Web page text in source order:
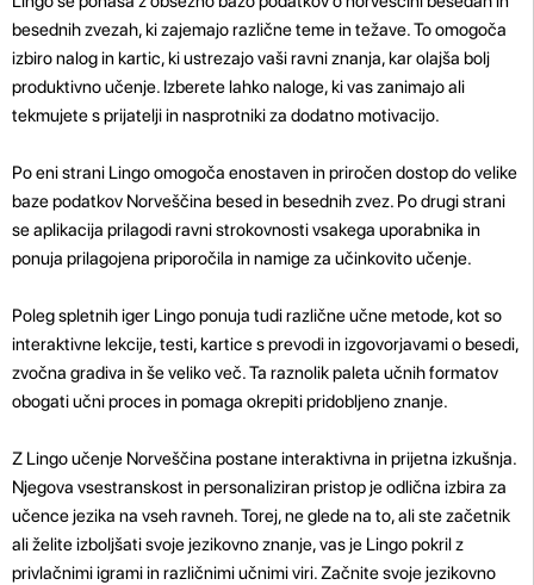
besednih zvezah, ki zajemajo različne teme in težave. To omogoča
izbiro nalog in kartic, ki ustrezajo vaši ravni znanja, kar olajša bolj
produktivno učenje. Izberete lahko naloge, ki vas zanimajo ali
tekmujete s prijatelji in nasprotniki za dodatno motivacijo.
Po eni strani Lingo omogoča enostaven in priročen dostop do velike
baze podatkov Norveščina besed in besednih zvez. Po drugi strani
se aplikacija prilagodi ravni strokovnosti vsakega uporabnika in
ponuja prilagojena priporočila in namige za učinkovito učenje.
Poleg spletnih iger Lingo ponuja tudi različne učne metode, kot so
interaktivne lekcije, testi, kartice s prevodi in izgovorjavami o besedi,
zvočna gradiva in še veliko več. Ta raznolik paleta učnih formatov
obogati učni proces in pomaga okrepiti pridobljeno znanje.
Z Lingo učenje Norveščina postane interaktivna in prijetna izkušnja.
Njegova vsestranskost in personaliziran pristop je odlična izbira za
učence jezika na vseh ravneh. Torej, ne glede na to, ali ste začetnik
ali želite izboljšati svoje jezikovno znanje, vas je Lingo pokril z
privlačnimi igrami in različnimi učnimi viri. Začnite svoje jezikovno